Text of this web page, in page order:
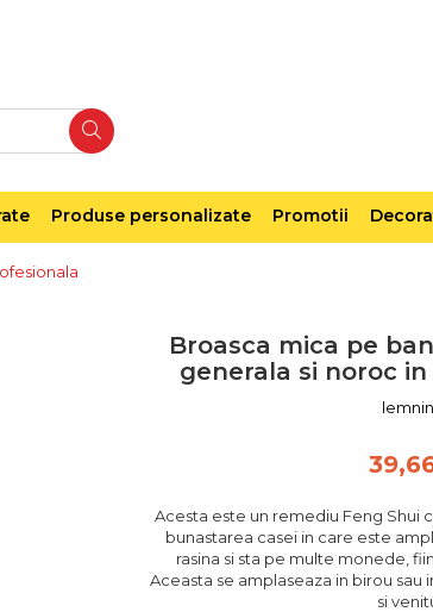
Produse personalizate Promotii
Broasca mica pe
generala si noroc
Acesta este un remediu Feng Shui
bunastarea casei in care este
rasina si sta pe multe monede,
Aceasta se amplaseaza in birou
si